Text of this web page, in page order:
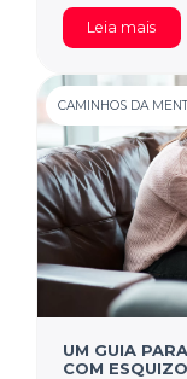
Leia mais
CAMINHOS DA
UM GUIA
COM